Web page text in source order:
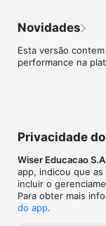
seu aprendizado.
Novidades
Esta versão
performance na
Privacidade
Wiser Educacao
app, indicou que
incluir o
Para obter mais
do app.